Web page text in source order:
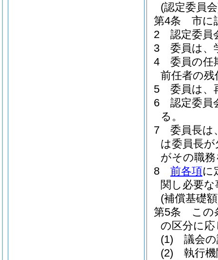
(認定委員
第4条
市に
2
認定委員
3
委員は、
4
委員の任
前任者の
5
委員は、
6
認定委員
る。
7
委員長は
は委員長
がその職
8
前各項に
関し必要
(補償基礎
第5条
この
の区分に応
(1)
議会
(2)
執行